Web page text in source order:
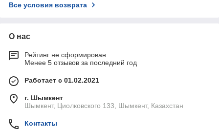
Все условия возврата
О нас
Рейтинг не сформирован
Менее 5 отзывов за последний год
Работает с 01.02.2021
г. Шымкент
Шымкент, Циолковского 133, Шымкент, Казахстан
Контакты